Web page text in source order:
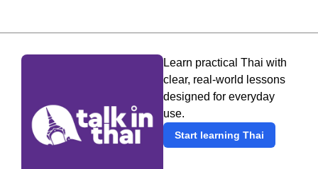
Learn practical Thai with
clear, real-world lessons
designed for everyday
use.
Start learning Thai